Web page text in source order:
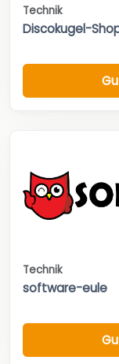
Technik
Discokugel-
Technik
software-eule